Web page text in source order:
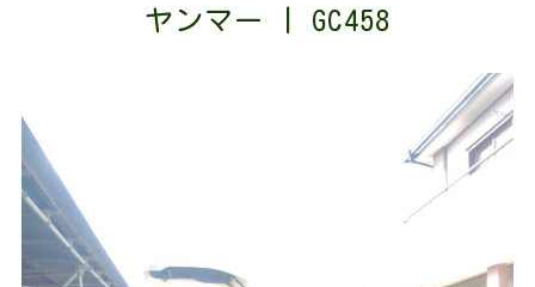
ヤンマー | GC458